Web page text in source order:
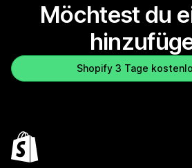
Möchtest du
Shopify 3 Tage